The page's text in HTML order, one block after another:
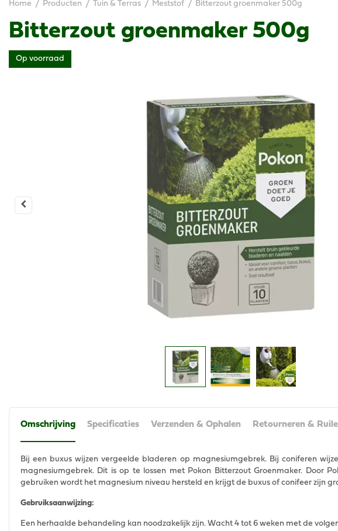
Home Producten Tuin & Terras Meststof Bitterzout groenmaker 500g
Bitterzout groenmaker 500g
Op voorraad
Omschrijving Specificaties Verzenden & Ophalen Retourneren &
Bij een buxus wijzen vergeelde bladeren op magnesiumgebrek. Bij coniferen
magnesiumgebrek. Dit is op te lossen met Pokon Bitterzout Groenmaker. Door
gebruiken wordt het magnesium niveau hersteld en krijgt de buxus of conifeer zijn
Gebruiksaanwijzing:
Een herhaalde behandeling kan noodzakelijk zijn. Wacht 4 tot 6 weken met de